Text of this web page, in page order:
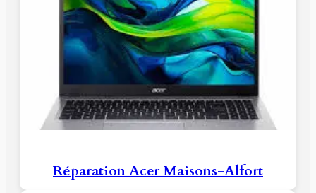
Réparation Acer Maisons-Alfort